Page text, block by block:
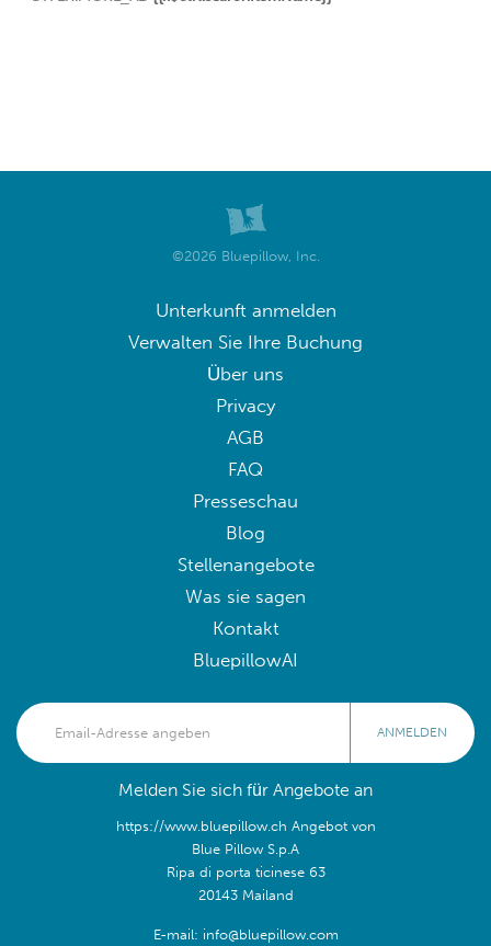
©2026 Bluepillow, Inc.
Unterkunft anmelden
Verwalten Sie Ihre Buchung
Über uns
Privacy
AGB
FAQ
Presseschau
Blog
Stellenangebote
Was sie sagen
Kontakt
BluepillowAI
ANMELDEN
Melden Sie sich für Angebote an
https://www.bluepillow.ch Angebot von
Blue Pillow S.p.A
Ripa di porta ticinese 63
20143 Mailand
E-mail: info@bluepillow.com